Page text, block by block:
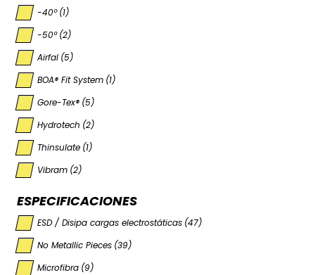
-40º (1)
-50º (2)
Airfal (5)
BOA® Fit System (1)
Gore-Tex® (5)
Hydrotech (2)
Thinsulate (1)
Vibram (2)
ESPECIFICACIONES
ESD / Disipa cargas electrostáticas (47)
No Metallic Pieces (39)
Microfibra (9)